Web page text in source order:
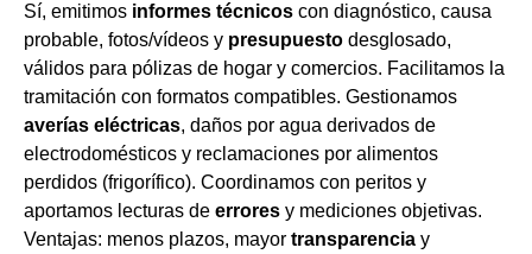
Sí, emitimos informes técnicos con diagnóstico, causa
probable, fotos/vídeos y presupuesto desglosado,
válidos para pólizas de hogar y comercios. Facilitamos la
tramitación con formatos compatibles. Gestionamos
averías eléctricas, daños por agua derivados de
electrodomésticos y reclamaciones por alimentos
perdidos (frigorífico). Coordinamos con peritos y
aportamos lecturas de errores y mediciones objetivas.
Ventajas: menos plazos, mayor transparencia y